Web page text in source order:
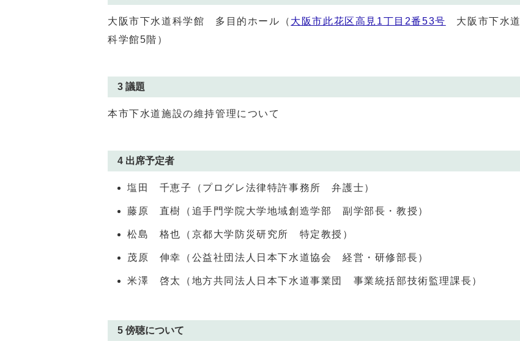
大阪市下水道科学館 多目的ホール（ 大阪市此花区高見1丁目2番53号
大阪市下水道
科学館5階）
3 議題
本市下水道施設の維持管理について
4 出席予定者
塩田 千恵子（プログレ法律特許事務所 弁護士）
藤原 直樹（追手門学院大学地域創造学部 副学部長・教授）
松島 格也（京都大学防災研究所 特定教授）
茂原 伸幸（公益社団法人日本下水道協会 経営・研修部長）
米澤 啓太（地方共同法人日本下水道事業団 事業統括部技術監理課長）
5 傍聴について